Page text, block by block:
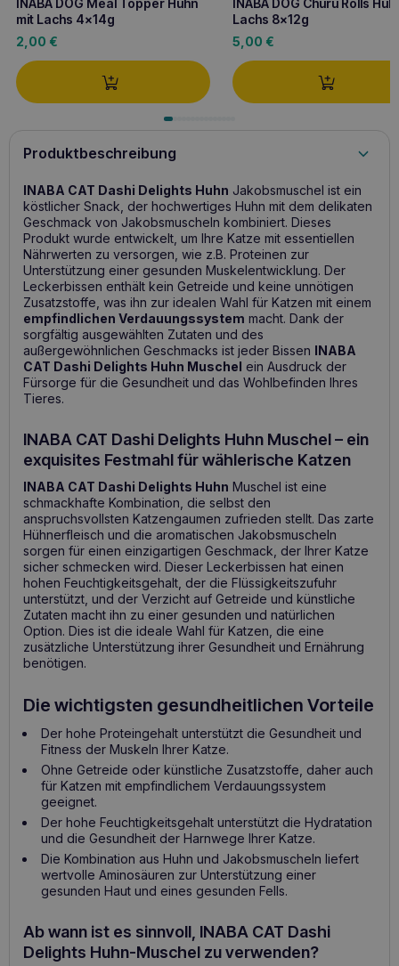
mit Lachs 4x14g
2,00 €
Lachs 8x12g
5,00 €
Produktbeschreibung
INABA CAT Dashi Delights Huhn Jakobsmuschel ist ein
köstlicher Snack, der hochwertiges Huhn mit dem delikaten
Geschmack von Jakobsmuscheln kombiniert. Dieses
Produkt wurde entwickelt, um Ihre Katze mit essentiellen
Nährwerten zu versorgen, wie z.B. Proteinen zur
Unterstützung einer gesunden Muskelentwicklung. Der
Leckerbissen enthält kein Getreide und keine unnötigen
Zusatzstoffe, was ihn zur idealen Wahl für Katzen mit einem
empfindlichen Verdauungssystem macht. Dank der
sorgfältig ausgewählten Zutaten und des
außergewöhnlichen Geschmacks ist jeder Bissen INABA
CAT Dashi Delights Huhn Muschel ein Ausdruck der
Fürsorge für die Gesundheit und das Wohlbefinden Ihres
Tieres.
INABA CAT Dashi Delights Huhn Muschel – ein
exquisites Festmahl für wählerische Katzen
INABA CAT Dashi Delights Huhn Muschel ist eine
schmackhafte Kombination, die selbst den
anspruchsvollsten Katzengaumen zufrieden stellt. Das zarte
Hühnerfleisch und die aromatischen Jakobsmuscheln
sorgen für einen einzigartigen Geschmack, der Ihrer Katze
sicher schmecken wird. Dieser Leckerbissen hat einen
hohen Feuchtigkeitsgehalt, der die Flüssigkeitszufuhr
unterstützt, und der Verzicht auf Getreide und künstliche
Zutaten macht ihn zu einer gesunden und natürlichen
Option. Dies ist die ideale Wahl für Katzen, die eine
zusätzliche Unterstützung ihrer Gesundheit und Ernährung
benötigen.
Die wichtigsten gesundheitlichen Vorteile
Der hohe Proteingehalt unterstützt die Gesundheit und
Fitness der Muskeln Ihrer Katze.
Ohne Getreide oder künstliche Zusatzstoffe, daher auch
für Katzen mit empfindlichem Verdauungssystem
geeignet.
Der hohe Feuchtigkeitsgehalt unterstützt die Hydratation
und die Gesundheit der Harnwege Ihrer Katze.
Die Kombination aus Huhn und Jakobsmuscheln liefert
wertvolle Aminosäuren zur Unterstützung einer
gesunden Haut und eines gesunden Fells.
Ab wann ist es sinnvoll, INABA CAT Dashi
Delights Huhn-Muschel zu verwenden?